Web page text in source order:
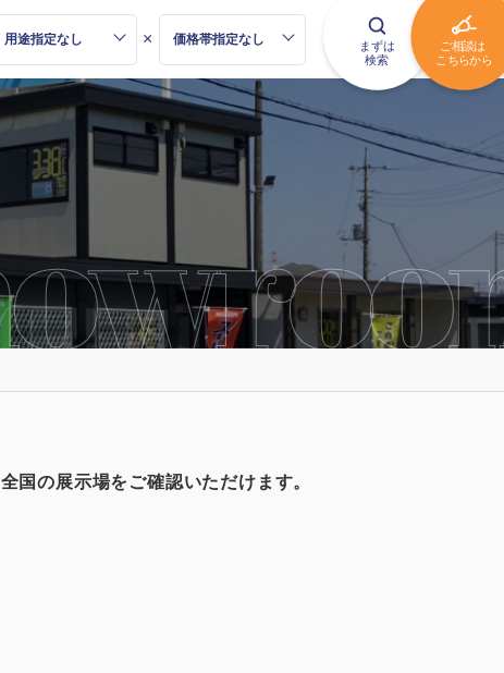
×
全国の展示場をご確認いただけます。